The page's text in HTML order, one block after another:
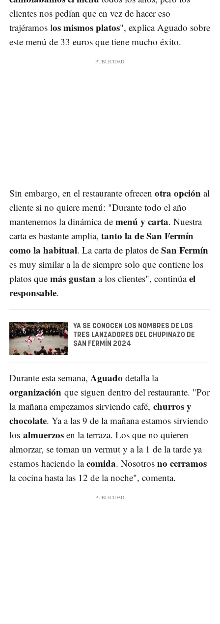
clientes nos pedían que en vez de hacer eso
trajéramos los mismos platos", explica Aguado sobre
este menú de 33 euros que tiene mucho éxito.
Sin embargo, en el restaurante ofrecen otra opción al
cliente si no quiere menú: "Durante todo el año
mantenemos la dinámica de menú y carta. Nuestra
carta es bastante amplia, tanto la de San Fermín
como la habitual. La carta de platos de San Fermín
es muy similar a la de siempre solo que contiene los
platos que más gustan a los clientes", continúael
responsable.
YA SE CONOCEN LOS NOMBRES DE LOS
TRES LANZADORES DEL CHUPINAZO DE
SAN FERMÍN 2024
Durante esta semana, Aguado detalla la
organización que siguen dentro del restaurante. "Por
la mañana empezamos sirviendo café, churros y
chocolate. Ya a las 9 de la mañana estamos sirviendo
los almuerzos en la terraza. Los que no quieren
almorzar, se toman un vermut y a la 1 de la tarde ya
estamos haciendo lacomida. Nosotros no cerramos
la cocina hasta las 12 de la noche", comenta.